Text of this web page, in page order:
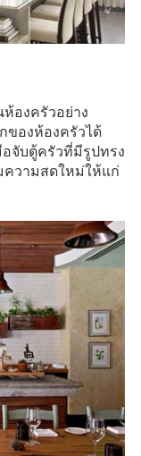
ห้องครัวอย่าง
ของห้องครัวได้
อจับตู้ครัวที่มีรูปทรง
ความสดใหม่ให้แก่